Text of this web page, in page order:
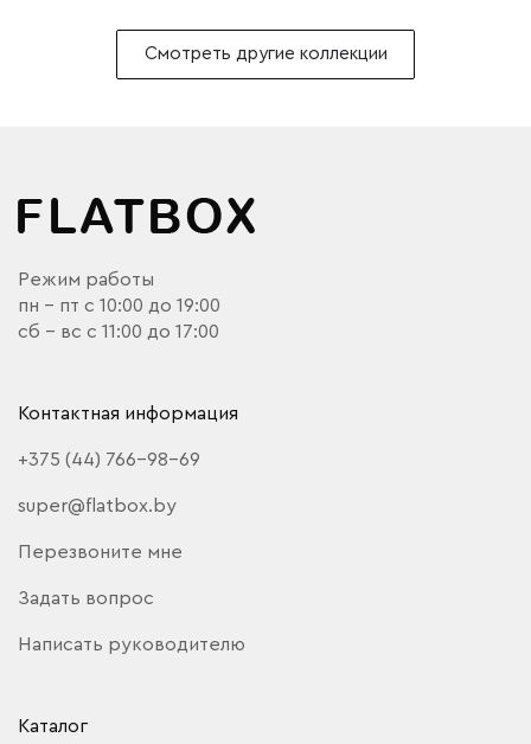
Смотреть другие коллекции
Режим работы
пн - пт с 10:00 до 19:00
сб - вс с 11:00 до 17:00
Контактная информация
+375 (44) 766-98-69
super@flatbox.by
Перезвоните мне
Задать вопрос
Написать руководителю
Каталог